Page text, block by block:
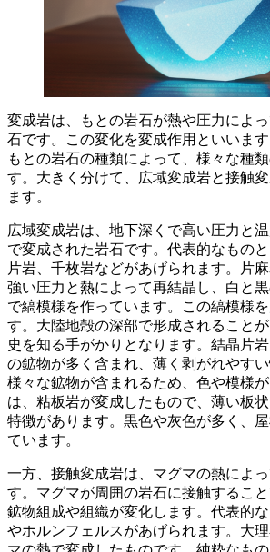
変成岩は、もとの岩石が熱や圧力によ
石です。この変化を変成作用 といいま
もとの岩石の種類によって、様々な種
す。大きく分けて、広域変成岩と接触
ます。
広域変成岩は、 地下深くで高い圧力と
で変成された岩石です。代表的なもの
片岩、千枚岩などがあげられます。
片
強い圧力と熱によって再結晶し、白と
で縞模様を作っています。この縞模様
す。大陸地殻の深部で形成されること
史を知る手がかりとなります。 結晶片岩
の鉱物が多く含まれ、薄く剥がれやすい
様々な鉱物が含まれるため、色や模様が
は、粘板岩が変成したもので、薄い板
特徴があります。黒色や灰色が多く、
ています。
一方、 接触変成岩は、マグマの熱によ
す。マグマが周囲の岩石に接触するこ
鉱物組成や組織が変化します。代表的
やホルンフェルスがあげられます。 大